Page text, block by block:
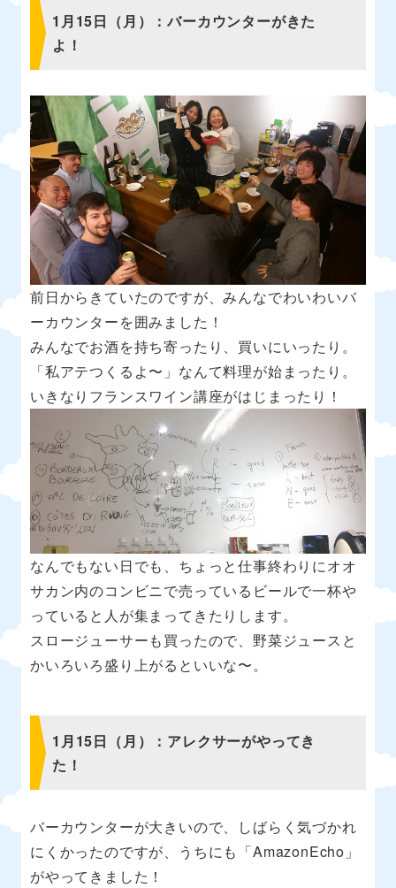
1月15日（月）：バーカウンターがきた
よ！
前日からきていたのですが、みんなでわいわいバ
ーカウンターを囲みました！
みんなでお酒を持ち寄ったり、買いにいったり。
「私アテつくるよ〜」なんて料理が始まったり。
いきなりフランスワイン講座がはじまったり！
なんでもない日でも、ちょっと仕事終わりにオオ
サカン内のコンビニで売っているビールで一杯や
っていると人が集まってきたりします。
スロージューサーも買ったので、野菜ジュースと
かいろいろ盛り上がるといいな〜。
1月15日（月）：アレクサーがやってき
た！
バーカウンターが大きいので、しばらく気づかれ
にくかったのですが、うちにも「AmazonEcho」
がやってきました！